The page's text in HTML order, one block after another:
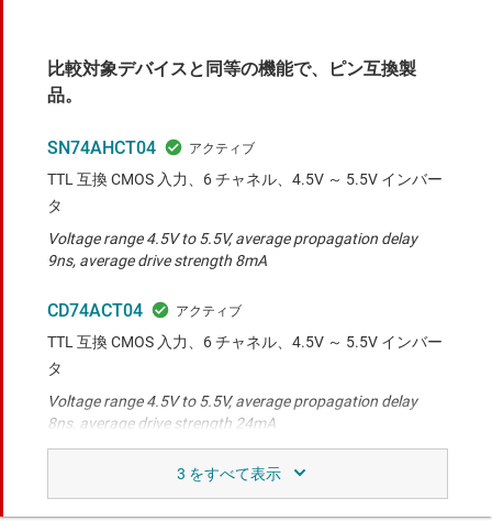
比較対象デバイスと同等の機能で、ピン互換製
品。
SN74AHCT04
TTL 互換 CMOS 入力、6 チャネル、4.5V ～ 5.5V インバー
タ
Voltage range 4.5V to 5.5V, average propagation delay
9ns, average drive strength 8mA
CD74ACT04
TTL 互換 CMOS 入力、6 チャネル、4.5V ～ 5.5V インバー
タ
Voltage range 4.5V to 5.5V, average propagation delay
8ns, average drive strength 24mA
TTL 互換 CMOS 入力、6 チャネル、4.5V ～ 5.5V インバー